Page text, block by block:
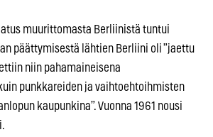
muurittomasta Berliinistä tuntui
päättymisestä lähtien Berliini oli ”jaettu
niin pahamaineisena
punkkareiden ja vaihtoehtoihmisten
kaupunkina”. Vuonna 1961 nousi